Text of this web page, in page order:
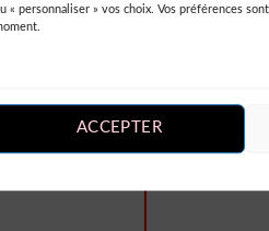
« personnaliser » vos choix. Vos préférences
ACCEPTER
de
les
Vous